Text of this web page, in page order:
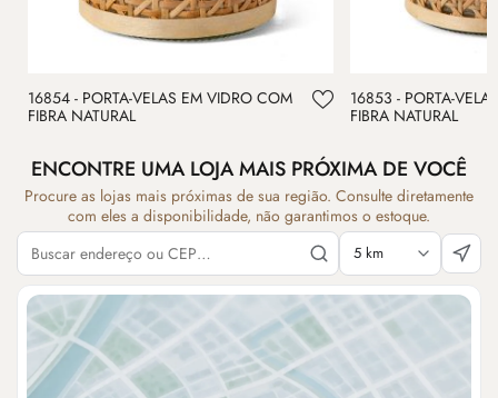
16854 - PORTA-VELAS EM VIDRO COM
FIBRA NATURAL
16853 - PORTA-
FIBRA NATURAL
ENCONTRE UMA LOJA MAIS PRÓXIMA DE VOCÊ
Procure as lojas mais próximas de sua região. Consulte diretamente
com eles a disponibilidade, não garantimos o estoque.